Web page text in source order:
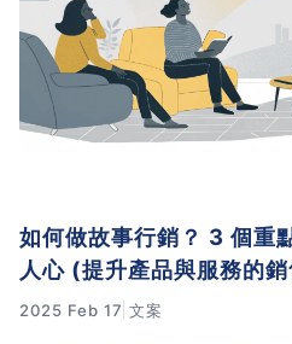
如何做故事行銷？ 3 個重
人心 (提升產品與服務的
2025 Feb 17 文案